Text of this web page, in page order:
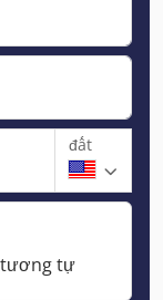
đất
tương tự